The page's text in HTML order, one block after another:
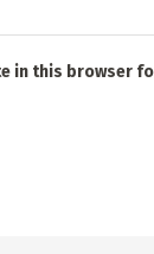
in this browser